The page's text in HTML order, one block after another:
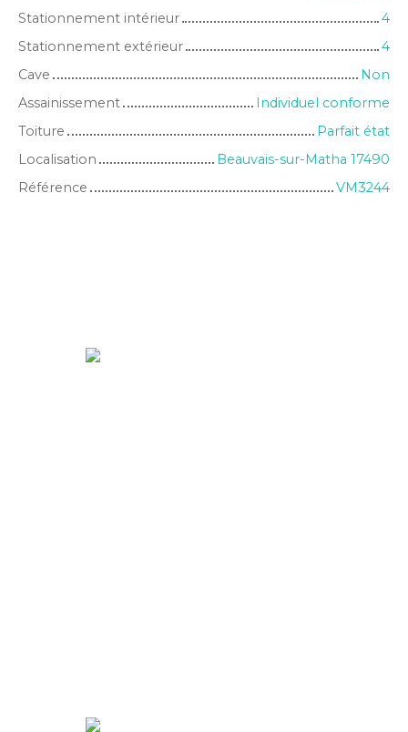
Stationnement intérieur
4
Stationnement extérieur
4
Cave
Non
Assainissement
Individuel conforme
Toiture
Parfait état
Localisation
Beauvais-sur-Matha 17490
Référence
VM3244